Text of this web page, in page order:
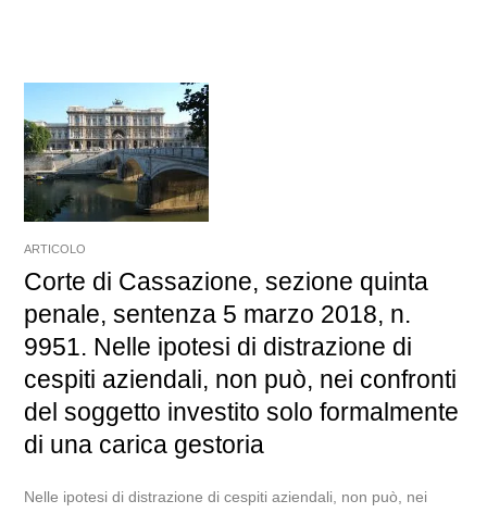
ARTICOLO
Corte di Cassazione, sezione quinta
penale, sentenza 5 marzo 2018, n.
9951. Nelle ipotesi di distrazione di
cespiti aziendali, non può, nei confronti
del soggetto investito solo formalmente
di una carica gestoria
Nelle ipotesi di distrazione di cespiti aziendali, non può, nei